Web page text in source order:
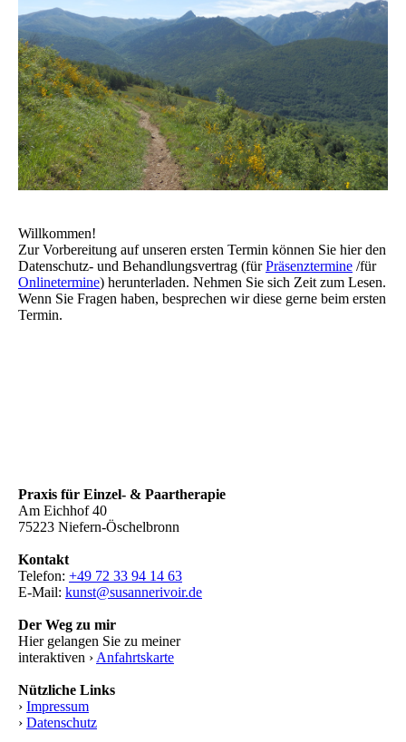
Willkommen!
Zur Vorbereitung auf unseren ersten Termin können Sie hier den
Datenschutz- und Behandlungsvertrag (fürPräsenztermine /für
Onlinetermine) herunterladen. Nehmen Sie sich Zeit zum Lesen.
Wenn Sie Fragen haben, besprechen wir diese gerne beim ersten
Termin.
Praxis für Einzel- & Paartherapie
Am Eichhof 40
75223 Niefern-Öschelbronn
Kontakt
Telefon: +49 72 33 94 14 63
E-Mail: kunst@susannerivoir.de
Der Weg zu mir
Hier gelangen Sie zu meiner
interaktiven › Anfahrtskarte
Nützliche Links
› Impressum
› Datenschutz